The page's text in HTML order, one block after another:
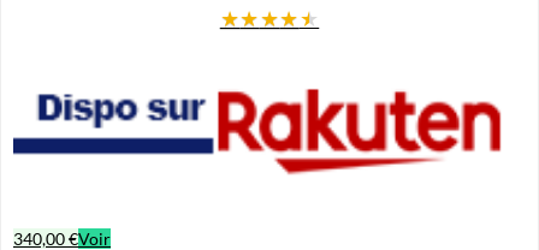
★★★★★
340,00 €Voir